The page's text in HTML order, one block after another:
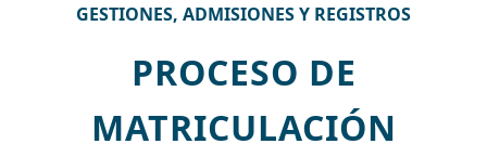
GESTIONES, ADMISIONES Y REGISTROS
PROCESO DE
MATRICULACIÓN